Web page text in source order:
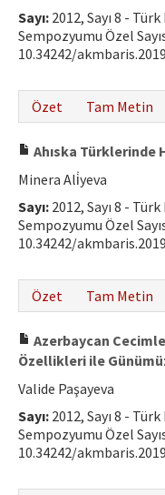
Sayı: 2012, Sayı 8 -
Sempozyumu Özel
10.34242/
Özet
Tam Metin
Ahıska Türklerinde
Minera Ali̇yeva
Sayı: 2012, Sayı 8 -
Sempozyumu Özel
10.34242/
Özet
Tam Metin
Azerbaycan
Özellikleri ile
Valide Paşayeva
Sayı: 2012, Sayı 8 -
Sempozyumu Özel
10.34242/